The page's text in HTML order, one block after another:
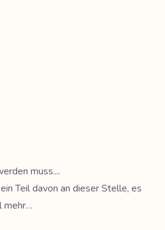
muss....
Teil davon an dieser Stelle, es
mehr…